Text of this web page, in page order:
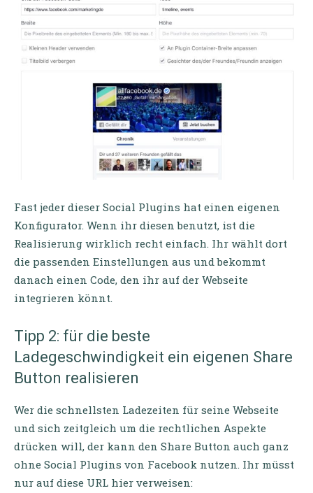
Fast jeder dieser Social Plugins hat einen eigenen
Konfigurator. Wenn ihr diesen benutzt, ist die
Realisierung wirklich recht einfach. Ihr wählt dort
die passenden Einstellungen aus und bekommt
danach einen Code, den ihr auf der Webseite
integrieren könnt.
Tipp 2: für die beste
Ladegeschwindigkeit ein eigenen Share
Button realisieren
Wer die schnellsten Ladezeiten für seine Webseite
und sich zeitgleich um die rechtlichen Aspekte
drücken will, der kann den Share Button auch ganz
ohne Social Plugins von Facebook nutzen. Ihr müsst
nur auf diese URL hier verweisen: